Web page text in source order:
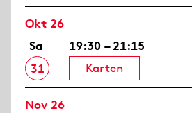
Okt 26
Sa
31
19:30 – 21:15
Karten
Nov 26